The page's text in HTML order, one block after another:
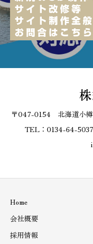
〒047-0154 北海道小
TEL：0134-64-
Home
会社概要
採用情報